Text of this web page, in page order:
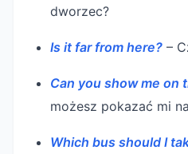
dworzec?
Is it far from here?–
Can you show me on
możesz pokazać mi
Which bus should I